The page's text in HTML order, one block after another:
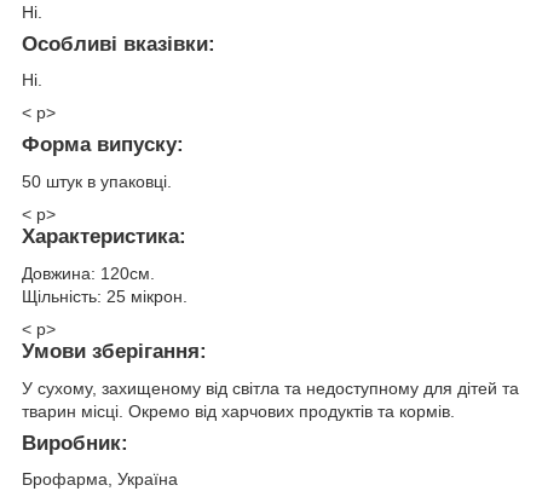
Ні.
Особливі вказівки:
Ні.
< p>
Форма випуску:
50 штук в упаковці.
< p>
Характеристика:
Довжина: 120см.
Щільність: 25 мікрон.
< p>
Умови зберігання:
У сухому, захищеному від світла та недоступному для дітей та
тварин місці. Окремо від харчових продуктів та кормів.
Виробник:
Брофарма, Україна